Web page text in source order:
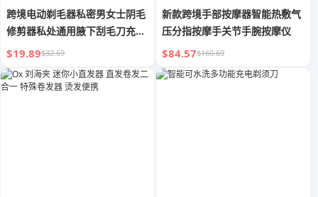
跨境电动剃毛器私密男女士阴毛
修剪器私处通用腋下刮毛刀充电
剃须
$19.89$32.69
新款跨境手部按摩器智能热敷气
压分指按摩手关节手腕按摩仪
$84.57$160.69